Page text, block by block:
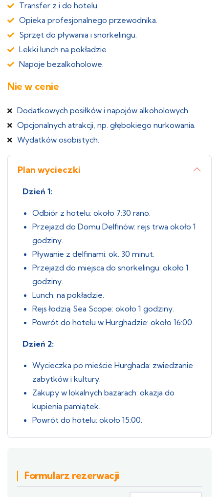
Transfer z i do hotelu.
Opieka profesjonalnego przewodnika.
Sprzęt do pływania i snorkelingu.
Lekki lunch na pokładzie.
Napoje bezalkoholowe.
Nie w cenie
Dodatkowych posiłków i napojów alkoholowych.
Opcjonalnych atrakcji, np. głębokiego nurkowania.
Wydatków osobistych.
Plan wycieczki
Dzień 1:
Odbiór z hotelu: około 7:30 rano.
Przejazd do Domu Delfinów: rejs trwa około 1
godziny.
Pływanie z delfinami: ok. 30 minut.
Przejazd do miejsca do snorkelingu: około 1
godziny.
Lunch: na pokładzie.
Rejs łodzią Sea Scope: około 1 godziny.
Powrót do hotelu w Hurghadzie: około 16:00.
Dzień 2:
Wycieczka po mieście Hurghada: zwiedzanie
zabytków i kultury.
Zakupy w lokalnych bazarach: okazja do
kupienia pamiątek.
Powrót do hotelu: około 15:00.
Formularz rezerwacji